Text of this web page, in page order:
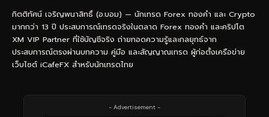
กิตติทัศน์ เจริญพนาสิทธิ์ (อ.บอม) — นักเทรด Forex ทองคำ และ Crypto
มากกว่า 13 ปี ประสบการณ์เทรดจริงในตลาด Forex ทองคำ และคริปโต
XM VIP Partner ที่ใช้บัญชีจริง ถ่ายทอดความรู้และกลยุทธ์จาก
ประสบการณ์ตรงผ่านบทความ คู่มือ และสัญญาณเทรด ผู้ก่อตั้งเครือข่าย
เว็บไซต์ iCafeFX สำหรับนักเทรดไทย
- Advertisement -